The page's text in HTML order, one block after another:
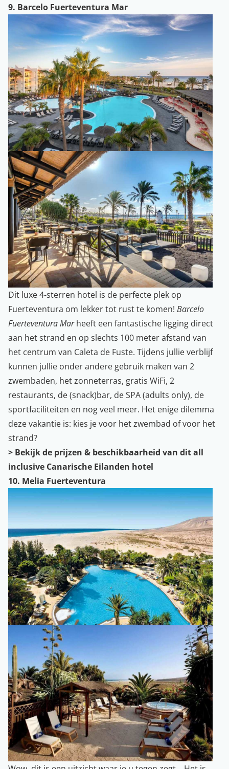
9. Barcelo Fuerteventura Mar
Dit luxe 4-sterren hotel is de perfecte plek op
Fuerteventura om lekker tot rust te komen! Barcelo
Fuerteventura Marheeft een fantastische ligging direct
aan het strand en op slechts 100 meter afstand van
het centrum van Caleta de Fuste. Tijdens jullie verblijf
kunnen jullie onder andere gebruik maken van 2
zwembaden, het zonneterras, gratis WiFi, 2
restaurants, de (snack)bar, de SPA (adults only), de
sportfaciliteiten en nog veel meer. Het enige dilemma
deze vakantie is: kies je voor het zwembad of voor het
strand?
> Bekijk de prijzen & beschikbaarheid van dit all
inclusive Canarische Eilanden hotel
10. Melia Fuerteventura